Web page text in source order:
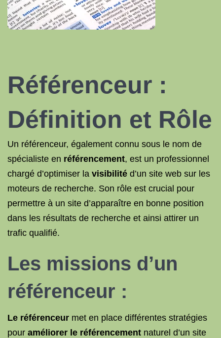
Référenceur :
Définition et Rôle
Un référenceur, également connu sous le nom de
spécialiste en référencement, est un professionnel
chargé d’optimiser la visibilité d’un site web sur les
moteurs de recherche. Son rôle est crucial pour
permettre à un site d’apparaître en bonne position
dans les résultats de recherche et ainsi attirer un
trafic qualifié.
Les missions d’un
référenceur :
Le référenceur met en place différentes stratégies
pour améliorer le référencement naturel d’un site